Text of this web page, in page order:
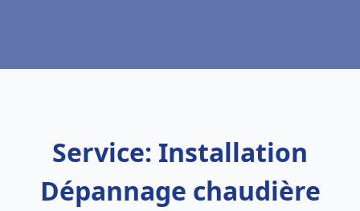
Service: Installation
Dépannage chaudière